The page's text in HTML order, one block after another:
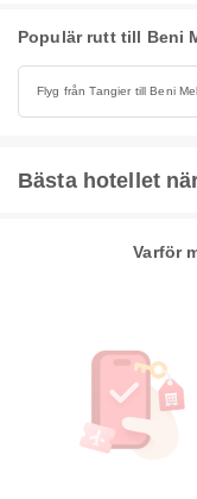
Populär rutt till Beni
Flyg från Tangier till Beni
Bästa hotellet
Varför